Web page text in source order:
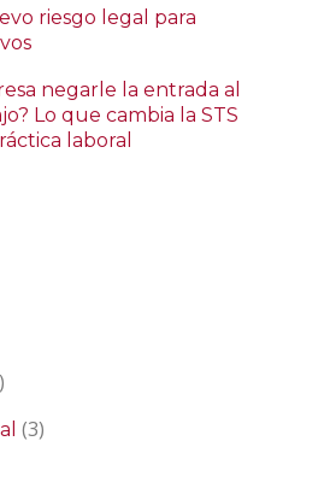
riesgo legal para
negarle la entrada al
Lo que cambia la STS
laboral
(3)